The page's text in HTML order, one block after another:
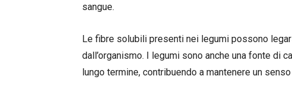
sangue.
Le fibre solubili presenti nei legumi possono
dall’organismo. I legumi sono anche una fonte di
lungo termine, contribuendo a mantenere un